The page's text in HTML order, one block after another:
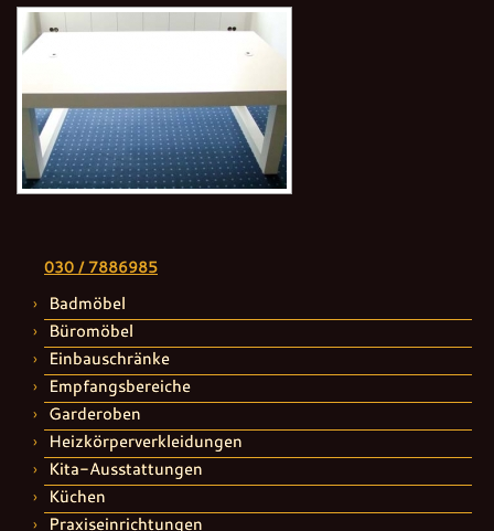
030 / 7886985
Badmöbel
Büromöbel
Einbauschränke
Empfangsbereiche
Garderoben
Heizkörperverkleidungen
Kita-Ausstattungen
Küchen
Praxiseinrichtungen